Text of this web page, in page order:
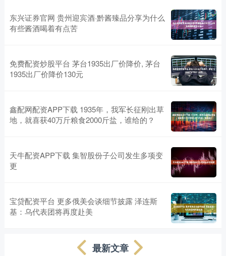
东兴证券官网 贵州迎宾酒·黔酱臻品分享为什么
有些酱酒喝着有点苦
免费配资炒股平台 茅台1935出厂价降价, 茅台
1935出厂价降价130元
鑫配网配资APP下载 1935年，我军长征刚出草
地，就喜获40万斤粮食2000斤盐，谁给的？
天牛配资APP下载 集智股份子公司发生多项变
更
宝贷配资平台 更多俄美会谈细节披露 泽连斯
基：乌代表团将再度赴美
最新文章